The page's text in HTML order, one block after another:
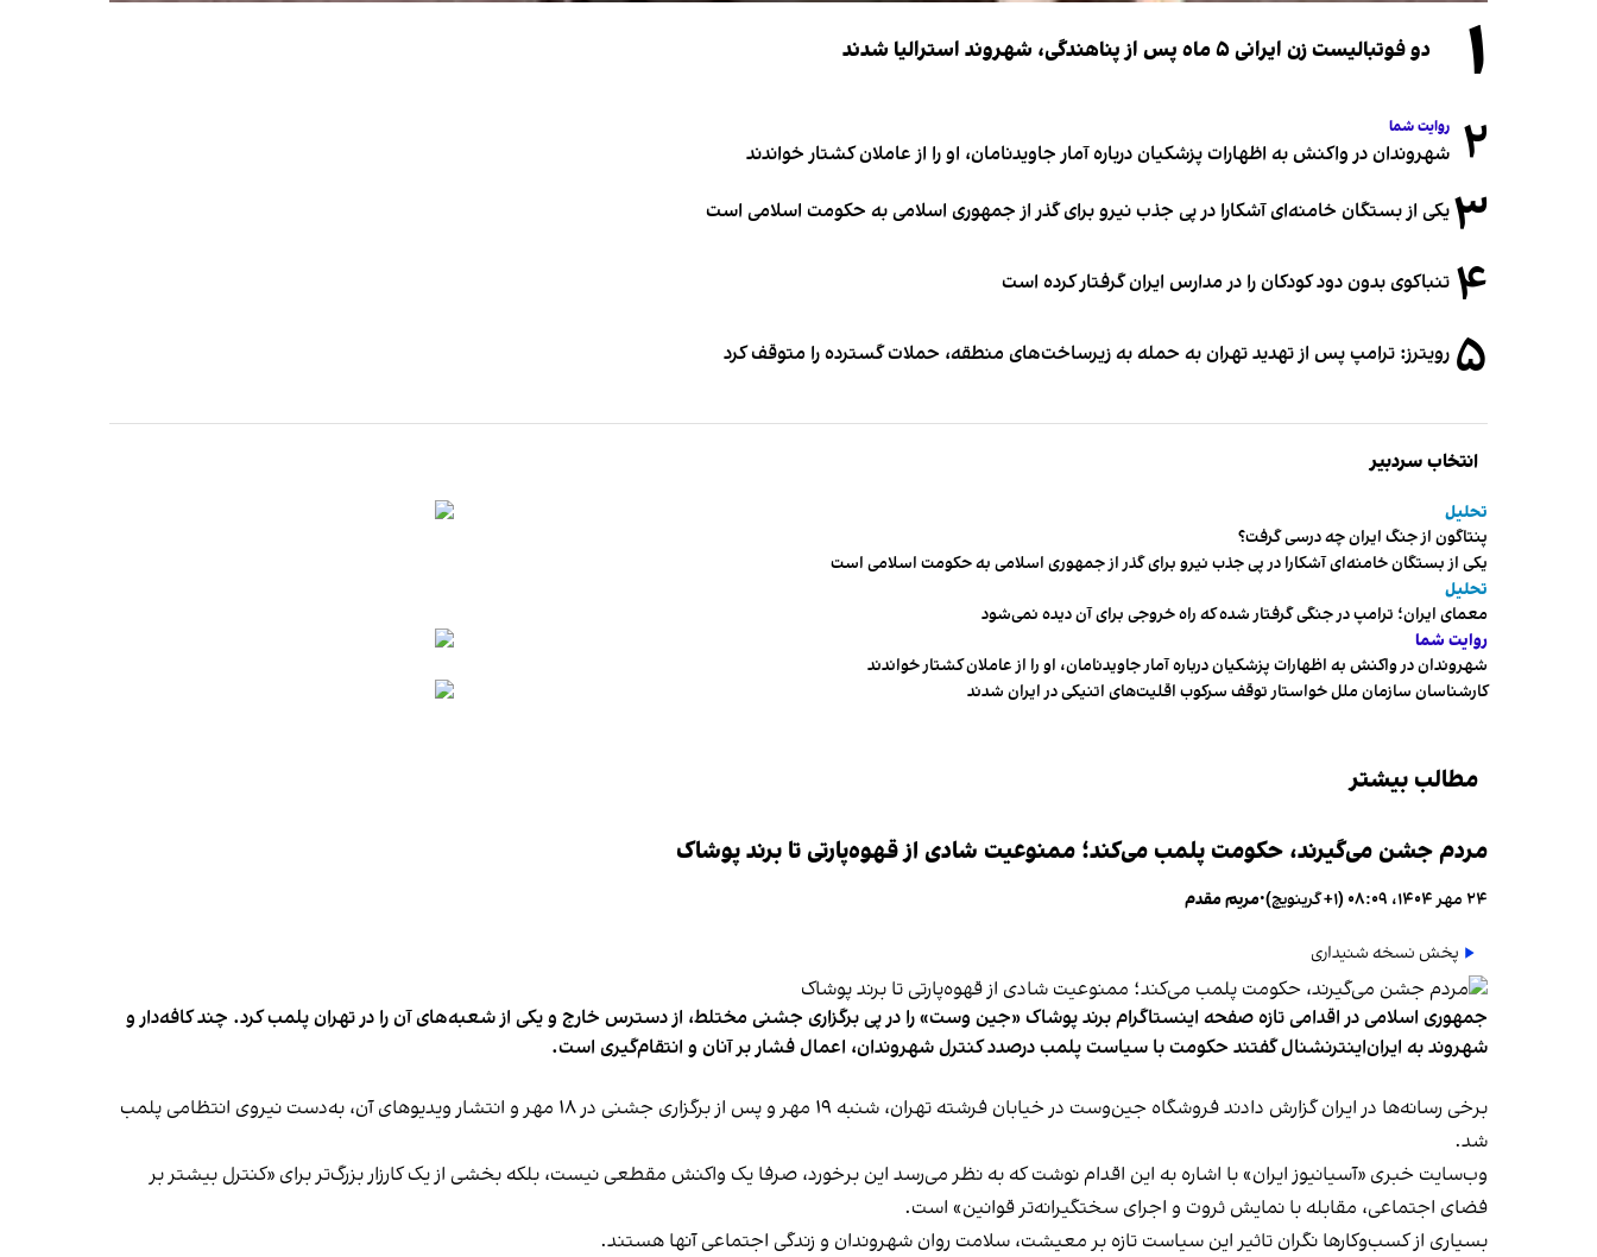
۱ دو فوتبالیست زن ایرانی ۵ ماه پس از پناهندگی، شهروند استرالیا شدند
۲ روایت شما
شهروندان در واکنش به اظهارات پزشکیان درباره آمار جاویدنامان، او را از عاملان کشتار خواندند
۳یکی از بستگان خامنه‌ای آشکارا در پی جذب نیرو برای گذر از جمهوری اسلامی به حکومت اسلامی است
۴ تنباکوی بدون دود کودکان را در مدارس ایران گرفتار کرده است
۵ رویترز: ترامپ پس از تهدید تهران به حمله به زیرساخت‌های منطقه، حملات گسترده را متوقف کرد
انتخاب سردبیر
تحلیل
پنتاگون از جنگ ایران چه درسی گرفت؟
یکی از بستگان خامنه‌ای آشکارا در پی جذب نیرو برای گذر از جمهوری اسلامی به حکومت اسلامی است
تحلیل
معمای ایران؛ ترامپ در جنگی گرفتار شده که راه خروجی برای آن دیده نمی‌شود
روایت شما
شهروندان در واکنش به اظهارات پزشکیان درباره آمار جاویدنامان، او را از عاملان کشتار خواندند
کارشناسان سازمان ملل خواستار توقف سرکوب اقلیت‌های اتنیکی در ایران شدند
مطالب بیشتر
مردم جشن می‌گیرند، حکومت پلمب می‌کند؛ ممنوعیت شادی از قهوه‌پارتی تا برند پوشاک
۲۴ مهر ۱۴۰۴، ۰۸:۰۹ (‎+۱ گرینویچ) •مریم مقدم
پخش نسخه شنیداری
جمهوری اسلامی در اقدامی تازه صفحه اینستاگرام برند پوشاک «جین وست» را در پی برگزاری جشنی مختلط، از دسترس خارج و یکی از شعبه‌های آن را در تهران پلمب کرد. چند کافه‌‌دار و
شهروند به ایران‌اینترنشنال گفتند حکومت با سیاست پلمب درصدد کنترل شهروندان، اعمال فشار بر آنان و انتقام‌گیری است.
برخی رسانه‌ها در ایران گزارش دادند فروشگاه جین‌وست در خیابان فرشته تهران، شنبه ۱۹ مهر و پس از برگزاری جشنی در ۱۸ مهر و انتشار ویدیوهای آن، به‌دست نیروی انتظامی پلمب
شد.
وب‌سایت خبری «آسیانیوز ایران» با اشاره به این اقدام نوشت که به نظر می‌رسد این برخورد، صرفا یک واکنش مقطعی نیست، بلکه بخشی از یک کارزار بزرگ‌تر برای «کنترل بیشتر بر
فضای اجتماعی، مقابله با نمایش ثروت و اجرای سختگیرانه‌تر قوانین» است.
بسیاری از کسب‌وکارها نگران تاثیر این سیاست‌ تازه بر معیشت، سلامت روان شهروندان و زندگی اجتماعی آنها هستند.